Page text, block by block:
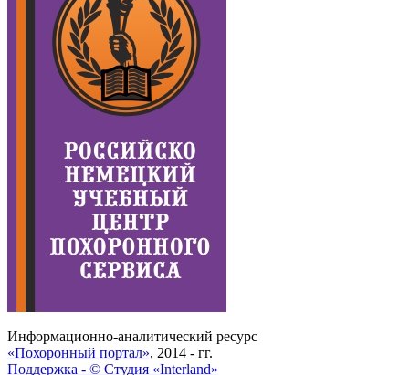
Информационно-аналитический ресурс
«Похоронный портал», 2014 - гг.
Поддержка - © Cтудия «Interland»